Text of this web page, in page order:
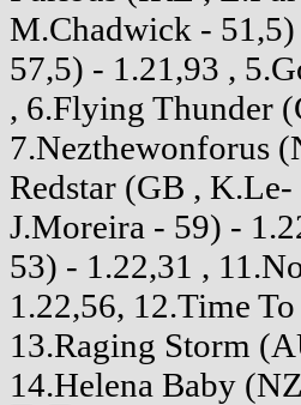
M.Chadwick -
57,5) - 1.21,93 ,
, 6.Flying Thunder
7.Nezthewonforus
Redstar (GB ,
J.Moreira - 59) -
53) - 1.22,31 ,
1.22,56, 12.Time
13.Raging Storm
14.Helena Baby